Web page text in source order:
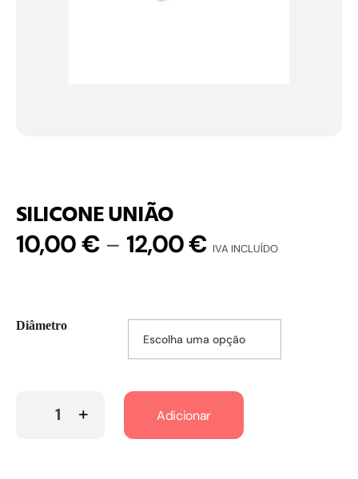
SILICONE UNIÃO
10,00€ – 12,00€ IVA INCLUÍDO
Diâmetro
Adicionar